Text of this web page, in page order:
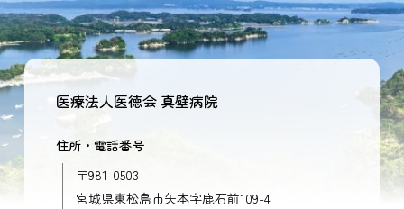
医療法人医徳会 真壁病院
住所・電話番号
〒981-0503
宮城県東松島市矢本字鹿石前109-4